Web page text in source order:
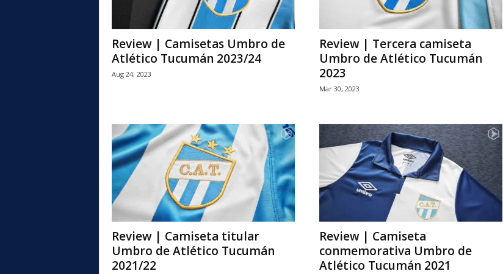
Review | Camisetas Umbro de
Atlético Tucumán 2023/24
Aug 24, 2023
Review | Tercera camiseta
Umbro de Atlético Tucumán
2023
Mar 30, 2023
Review | Camiseta titular
Umbro de Atlético Tucumán
2021/22
Review | Camiseta
conmemorativa Umbro de
Atlético Tucumán 2021